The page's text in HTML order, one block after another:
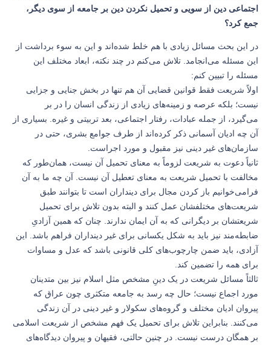
اجتماعی دین از سویی و تحمیل نکردن دین بر جامعه از سوی دیگر،
جمع کرد؟
در این بحث مسائل زیادی با هم خلط شده‌اند و این به سوء برداشت از
این مسئله می‌انجامد. تلاش می‌کنم در چند نکته، ابعاد مختلف این
مسئله را تبیین کنم:
اولاً شریعت فقط قوانین قضایی آن هم تنها در بخش جنایی و جزایی
نیست؛ بلکه عرصه و زمینه‌های زیادی از زندگی انسان را در بر
می‌گیرد، از جمله عبادات، رفتار اجتماعی، بعد تربیتی و غیره. بسیاری از
آن چه ادیان آسمانی ذکر کرده‌اند از طرف جوامع بشری، حتی در
سازمان‌های غیر دینی نیز مقبول و مورد اجراست.
ثانیاً دعوت به شریعت لزوماً به معنای تحمیل آن نیست، همان‌طور که
مخالفت با تحمیل شریعت به معنای تعطیل آن نیست. آن چه ما به آن
فرامی‌خوانیم باز کردن مجال برای دینداران است تا بتوانند طبق
شریعت‌های مختلفشان عمل کنند و البته بدون تلاش برای تحمیل
شریعتشان بر دیگرانی که به آن ایمان ندارند. چنان که همین آزادیِ
ضابطه‌مند نیز باید به شکل یکسانی برای غیر دینداران فراهم باشد. این
آزادی، باید ضمن چارچوب‌های کلی قانونی باشد که عدل و مساوات
برای همه را تضمین کند.
ثالثاً مسائل شریعت در یک دینِ مشخص مثل اسلام نیز بین متدینان
مورد اجماع نیست؛ حال چه رسد به جامعه متکثری چون عراق که
پیروان ادیان مختلف و گروه‌های سکولار و غیر دینی در آن زندگی
می‌کنند. بنابراین تلاش برای تحمیل یک فهم مشخص از شریعت اسلامی
بر همگان درست نیست. در چنین حالتی، فقیهان و پیروان دیدگاه‌های